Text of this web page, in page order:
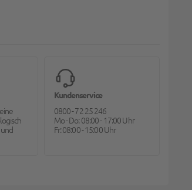
Kundenservice
0800 - 72 25 246
Mo - Do: 08:00 - 17:00 Uhr
Fr: 08:00 - 15:00 Uhr